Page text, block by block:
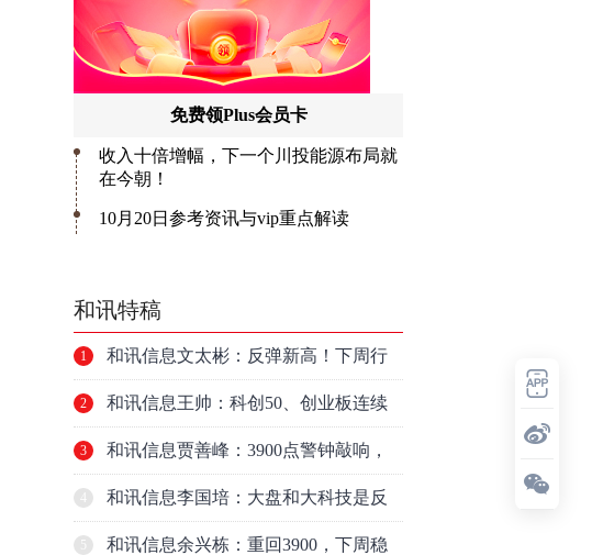
和讯特稿
1 和讯信息文太彬：反弹新高！下周行
情怎么走？
2 和讯信息王帅：科创50、创业板连续
反弹之后，重要防守线已出现
3 和讯信息贾善峰：3900点警钟敲响，
主力正在暗中布局！
和讯信息李国培：大盘和大科技是反
转？还是反弹？
5 和讯信息余兴栋：重回3900，下周稳